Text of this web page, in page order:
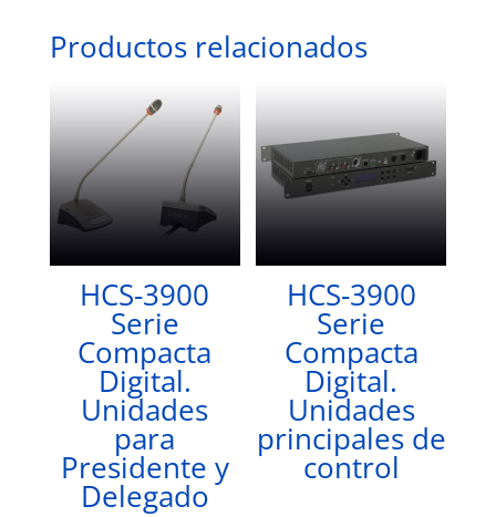
Productos relacionados
HCS-3900
Serie
Compacta
Digital.
Unidades
para
Presidente y
Delegado
HCS-3900
Serie
Compacta
Digital.
Unidades
principales de
control